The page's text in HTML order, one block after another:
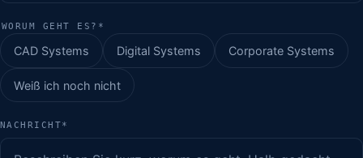
WORUM GEHT ES? *
CAD Systems Digital Systems Corporate Systems
Weiß ich noch nicht
NACHRICHT*